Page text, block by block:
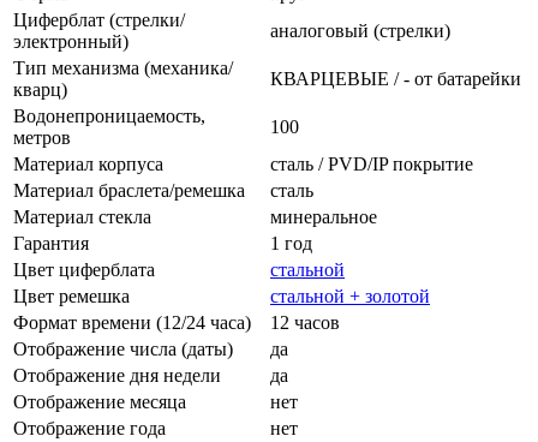
Циферблат (стрелки/
электронный)
аналоговый (стрелки)
Тип механизма (механика/
кварц)
КВАРЦЕВЫЕ / - от батарейки
Водонепроницаемость,
метров
100
Материал корпуса
сталь / PVD/IP покрытие
Материал браслета/ремешка
сталь
Материал стекла
минеральное
Гарантия
1 год
Цвет циферблата
стальной
Цвет ремешка
стальной + золотой
Формат времени (12/24 часа)
12 часов
Отображение числа (даты)
да
Отображение дня недели
да
Отображение месяца
нет
Отображение года
нет